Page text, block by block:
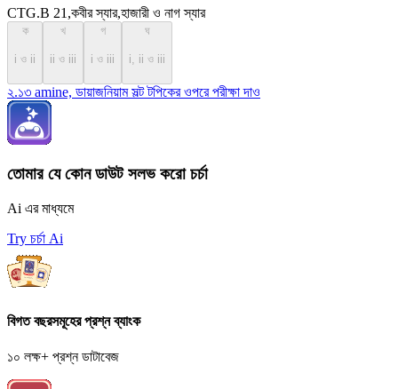
CTG.B 21,কবীর স্যার,হাজারী ও নাগ স্যার
ক
i ও ii
খ
ii ও iii
গ
i ও iii
ঘ
i, ii ও iii
২.১৩ amine, ডায়াজনিয়াম সল্ট টপিকের ওপরে পরীক্ষা দাও
তোমার যে কোন ডাউট সলভ করো চর্চা
Ai এর মাধ্যমে
Try চর্চা Ai
বিগত বছরসমূহের প্রশ্ন ব্যাংক
১০ লক্ষ+ প্রশ্ন ডাটাবেজ